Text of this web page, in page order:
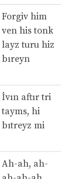
Forgiv him
ven his tonk
layz turu hiz
bıreyn
İvın aftır tri
tayms, hi
bıtreyz mi
Ah-ah, ah-